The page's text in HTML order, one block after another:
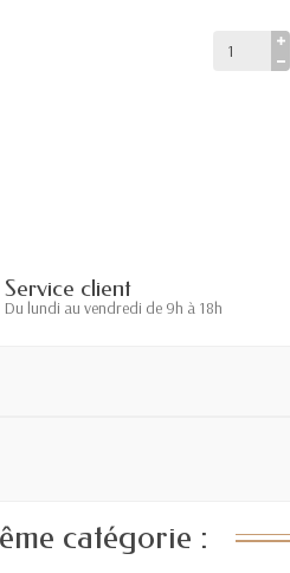
Service client
Du lundi au vendredi de 9h à 18h
catégorie :